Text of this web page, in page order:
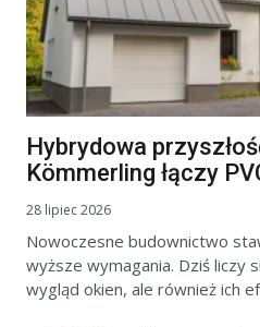
Hybrydowa
Kömmerling łączy
28 lipiec 2026
Nowoczesne budownictwo
wyższe wymagania. Dziś liczy
wygląd okien, ale również ich